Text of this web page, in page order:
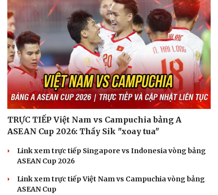
Văn học
Âm nhạc
Thời trang
TRỰC TIẾP Việt Nam vs Campuchia bảng A
ASEAN Cup 2026: Thầy Sik "xoay tua"
Link xem trực tiếp Singapore vs Indonesia vòng bảng
ASEAN Cup 2026
Link xem trực tiếp Việt Nam vs Campuchia vòng bảng
ASEAN Cup